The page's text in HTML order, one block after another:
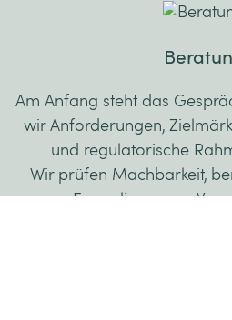
Am Anfang steht das
wir Anforderungen,
und regulatorische
Wir prüfen Machbarkeit,
Formulierungen,